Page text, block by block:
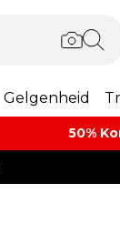
Gelgenheid
50%